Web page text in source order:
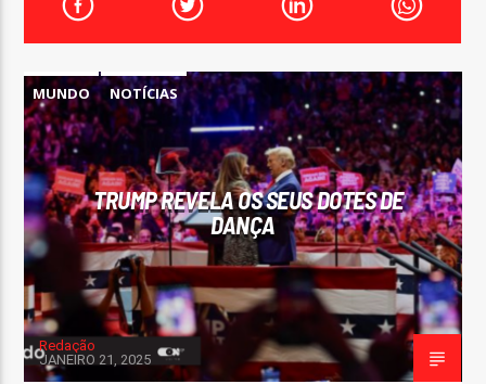
FAIXA ATUAL
TÍTULO
ARTISTA
ON FM
MUNDO NOTÍCIAS
TRUMP REVELA OS SEUS DOTES DE
DANÇA
Redação
JANEIRO 21, 2025